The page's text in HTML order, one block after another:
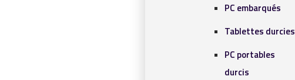
PC embarqués
Tablettes durcies
PC portables
durcis